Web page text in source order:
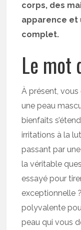
corps, des
apparence et
complet.
Le mot
À présent, vous
une peau
bienfaits
irritations à la
passant par
la véritable
essayé pour
exceptionnelle
polyvalente
peau qui vous